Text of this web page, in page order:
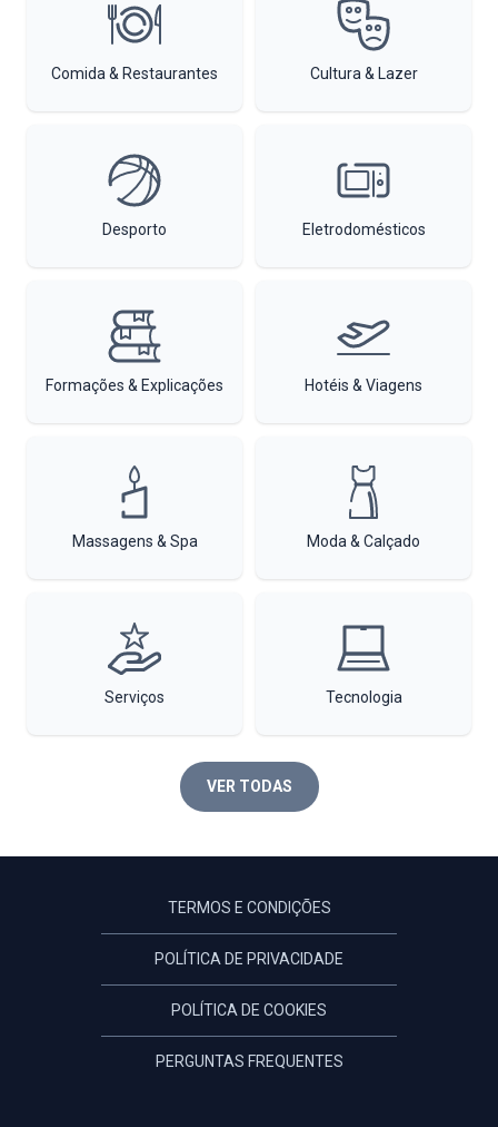
Comida & Restaurantes Cultura & Lazer
Desporto Eletrodomésticos
Formações & Explicações Hotéis & Viagens
Massagens & Spa Moda & Calçado
Serviços Tecnologia
VER TODAS
TERMOS E CONDIÇÕES
POLÍTICA DE PRIVACIDADE
POLÍTICA DE COOKIES
PERGUNTAS FREQUENTES